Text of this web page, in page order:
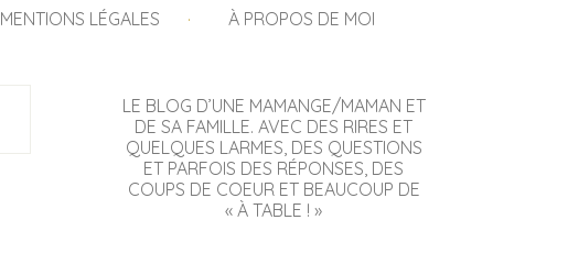
MENTIONS LÉGALES À PROPOS DE MOI
LE BLOG D’UNE MAMANGE/MAMAN ET
DE SA FAMILLE. AVEC DES RIRES ET
QUELQUES LARMES, DES QUESTIONS
ET PARFOIS DES RÉPONSES, DES
COUPS DE COEUR ET BEAUCOUP DE
« À TABLE ! »